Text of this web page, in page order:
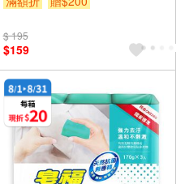
$ 195
$159